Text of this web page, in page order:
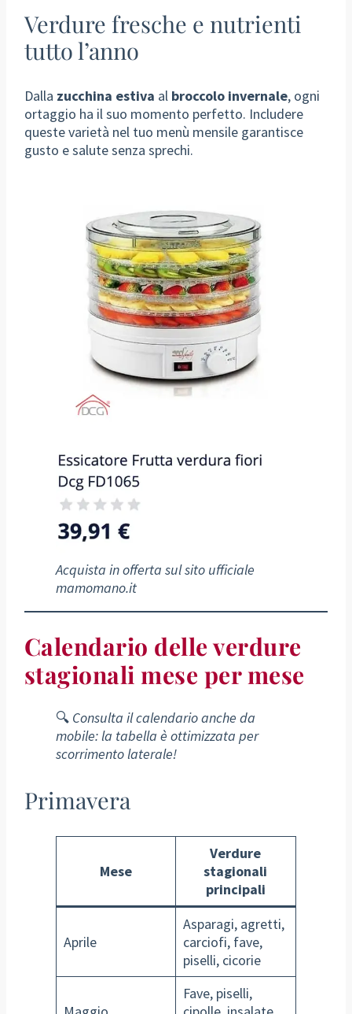
Verdure fresche e nutrienti
tutto l’anno
Dalla zucchina estiva al broccolo invernale, ogni
ortaggio ha il suo momento perfetto. Includere
queste varietà nel tuo menù mensile garantisce
gusto e salute senza sprechi.
Acquista in offerta sul sito ufficiale
mamomano.it
Calendario delle verdure
stagionali mese per mese
🔍 Consulta il calendario anche da
mobile: la tabella è ottimizzata per
scorrimento laterale!
Primavera
Mese
Verdure
stagionali
principali
Aprile
Asparagi, agretti,
carciofi, fave,
piselli, cicorie
Fave, piselli,